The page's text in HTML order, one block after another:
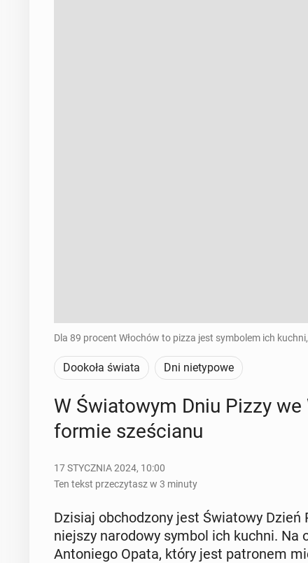
Dla 89 procent Włochów to pizza jest symbolem ich
Dookoła świata Dni nietypowe
W Świa­to­wym Dniu Pizzy
formie sze­ścia­nu
17 STYCZNIA 2024, 10:00
Ten tekst przeczytasz w 3 minuty
Dzisiaj ob­cho­dzo­ny jest Świa­to­wy
niej­szy na­ro­do­wy symbol ich kuchni.
An­to­nie­go Opata, który jest pa­tro­nem